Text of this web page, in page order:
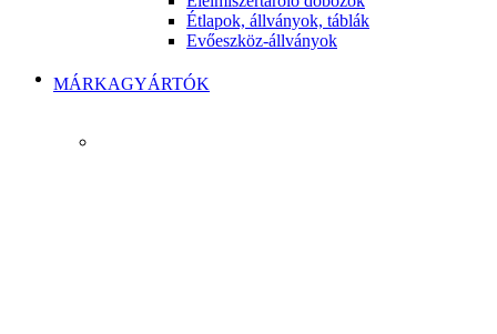
Étlapok, állványok, táblák
Evőeszköz-állványok
MÁRKAGYÁRTÓK